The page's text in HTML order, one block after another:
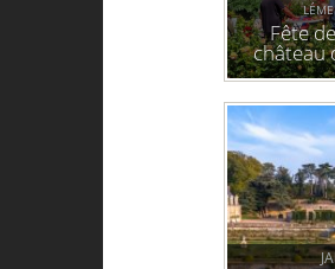
Fête
château
aux